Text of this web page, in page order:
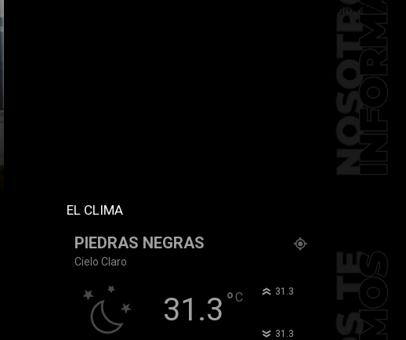
EL CLIMA
PIEDRAS NEGRAS
Cielo Claro
31.3 °C 31.3
31.3